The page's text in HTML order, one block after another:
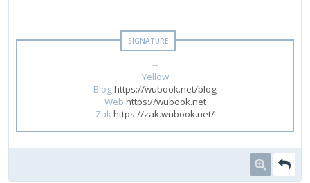
--
Yellow
Bloghttps://wubook.net/blog
Web https://wubook.net
Zakhttps://zak.wubook.net/